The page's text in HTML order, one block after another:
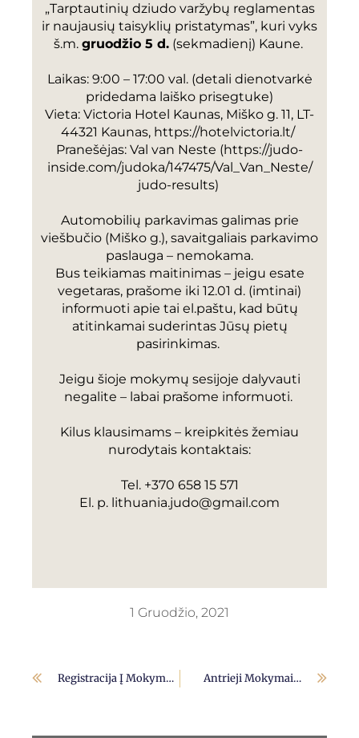
„Tarptautinių dziudo varžybų reglamentas
ir naujausių taisyklių pristatymas”, kuri vyks
š.m. gruodžio 5 d.(sekmadienį) Kaune.
Laikas: 9:00 – 17:00 val. (detali dienotvarkė
pridedama laiško prisegtuke)
Vieta: Victoria Hotel Kaunas, Miško g. 11, LT-
44321 Kaunas, https://hotelvictoria. lt/
Pranešėjas: Val van Neste (https://judo-
inside.com/judoka/147475/Val_Van_Neste/
judo-results)
Automobilių parkavimas galimas prie
viešbučio (Miško g.), savaitgaliais parkavimo
paslauga – nemokama.
Bus teikiamas maitinimas – jeigu esate
vegetaras, prašome iki 12.01 d. (imtinai)
informuoti apie tai el.paštu, kad būtų
atitinkamai suderintas Jūsų pietų
pasirinkimas.
Jeigu šioje mokymų sesijoje dalyvauti
negalite – labai prašome informuoti.
Kilus klausimams – kreipkitės žemiau
nurodytais kontaktais:
Tel. +370 658 15 571
El. p. lithuania.judo@gmail.com
1 Gruodžio, 2021
Registracija Į Mokymus Baigta! Antrieji Mokymai…